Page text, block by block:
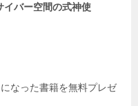
イバー空間の式神使
なった書籍を無料プレゼ